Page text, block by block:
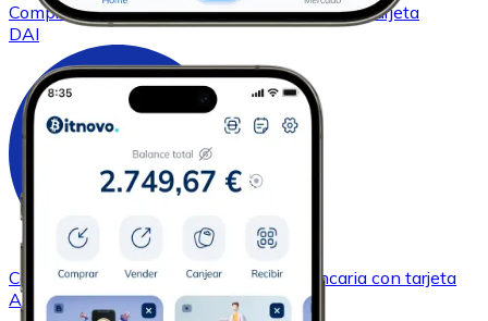
ComprarDAIcon transferencia bancariacon tarjeta
DAI
ComprarCardanocon transferencia bancaria con tarjeta
ADA